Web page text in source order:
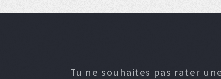
Tu ne souhaites pas rater